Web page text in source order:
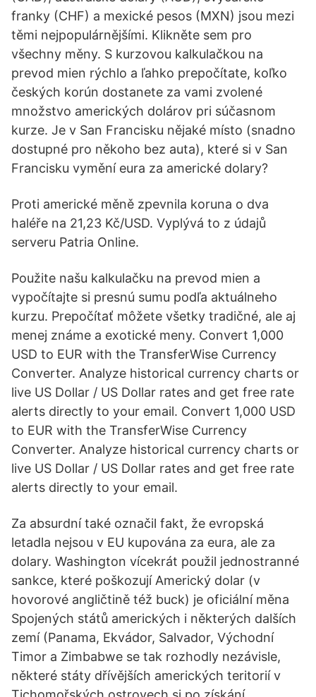
franky (CHF) a mexické pesos (MXN) jsou mezi
těmi nejpopulárnějšími. Klikněte sem pro
všechny měny. S kurzovou kalkulačkou na
prevod mien rýchlo a ľahko prepočítate, koľko
českých korún dostanete za vami zvolené
množstvo amerických dolárov pri súčasnom
kurze. Je v San Francisku nějaké místo (snadno
dostupné pro někoho bez auta), které si v San
Francisku vymění eura za americké dolary?
Proti americké měně zpevnila koruna o dva
haléře na 21,23 Kč/USD. Vyplývá to z údajů
serveru Patria Online.
Použite našu kalkulačku na prevod mien a
vypočítajte si presnú sumu podľa aktuálneho
kurzu. Prepočítať môžete všetky tradičné, ale aj
menej známe a exotické meny. Convert 1,000
USD to EUR with the TransferWise Currency
Converter. Analyze historical currency charts or
live US Dollar / US Dollar rates and get free rate
alerts directly to your email. Convert 1,000 USD
to EUR with the TransferWise Currency
Converter. Analyze historical currency charts or
live US Dollar / US Dollar rates and get free rate
alerts directly to your email.
Za absurdní také označil fakt, že evropská
letadla nejsou v EU kupována za eura, ale za
dolary. Washington vícekrát použil jednostranné
sankce, které poškozují Americký dolar (v
hovorové angličtině též buck) je oficiální měna
Spojených států amerických i některých dalších
zemí (Panama, Ekvádor, Salvador, Východní
Timor a Zimbabwe se tak rozhodly nezávisle,
některé státy dřívějších amerických teritorií v